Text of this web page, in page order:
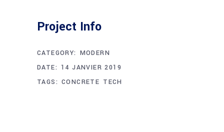
Project Info
CATEGORY: MODERN
DATE: 14 JANVIER 2019
TAGS: CONCRETE TECH